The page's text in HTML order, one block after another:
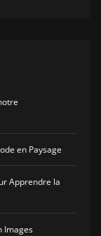
en Paysage
Apprendre la
Images